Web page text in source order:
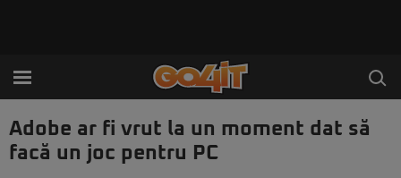
Adobe ar fi vrut la un moment dat să
facă un joc pentru PC